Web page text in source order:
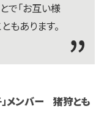
で「お互い様
もあります。
」メンバー 猪狩とも